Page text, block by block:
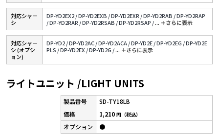
対応シャー
シ
DP-YD2EX2 /DP-YD2EXB /DP-YD2EXR /DP-YD2RAB /DP-YD2RAP
/DP-YD2RAR /DP-YD2RSAB /DP-YD2RSAP /... ＋さらに表⽰
対応シャー
シ (オプシ
ョン)
DP-YD2 /DP-YD2AC /DP-YD2ACA /DP-YD2E /DP-YD2EG /DP-YD2E
PLS /DP-YD2EX /DP-YD2G /... ＋さらに表⽰
ライトユニット /LIGHT UNITS
SD-TY18LB
1,210円（税込）
●